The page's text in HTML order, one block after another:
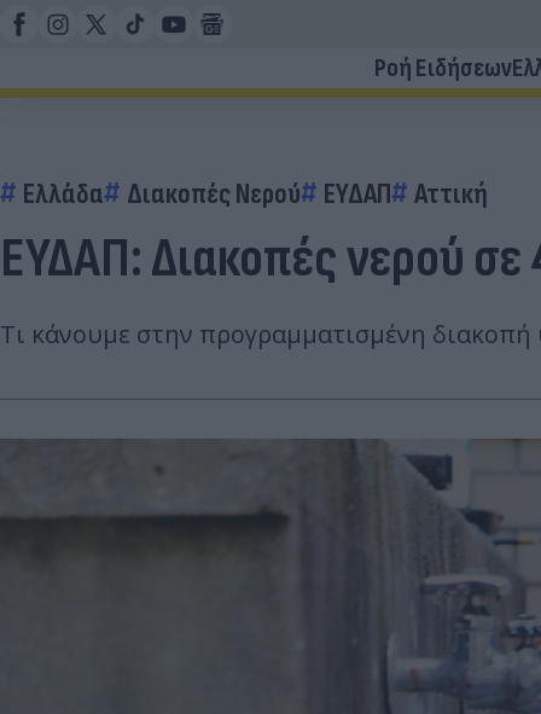
Ροή Ειδήσεων
Ελλάδα Διακοπές Νερού ΕΥΔΑΠ Αττική
ΕΥΔΑΠ: Διακοπές νερού σε
Τι κάνουμε στην προγραμματισμένη